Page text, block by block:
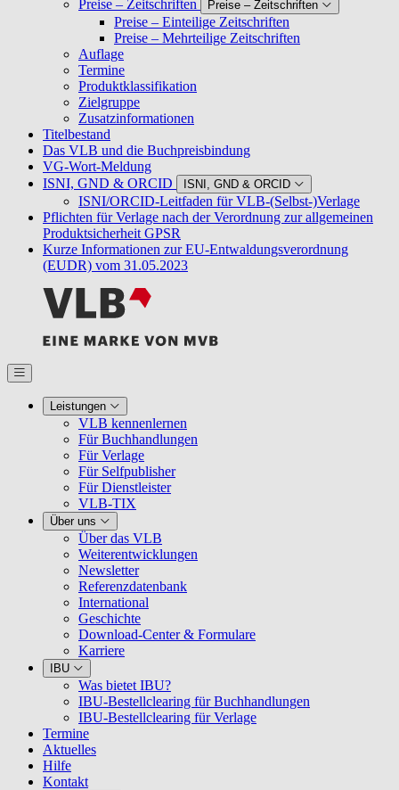
Preise – Zeitschriften Preise – Zeitschriften
Preise – Einteilige Zeitschriften
Preise – Mehrteilige Zeitschriften
Auflage
Termine
Produktklassifikation
Zielgruppe
Zusatzinformationen
Titelbestand
Das VLB und die Buchpreisbindung
VG-Wort-Meldung
ISNI, GND & ORCID
ISNI, GND & ORCID
ISNI/ORCID-Leitfaden für VLB-(Selbst-)Verlage
Pflichten für Verlage nach der Verordnung zur allgemeinen
Produktsicherheit GPSR
Kurze Informationen zur EU-Entwaldungsverordnung
(EUDR) vom 31.05.2023
Leistungen
VLB kennenlernen
Für Buchhandlungen
Für Verlage
Für Selfpublisher
Für Dienstleister
VLB-TIX
Über uns
Über das VLB
Weiterentwicklungen
Newsletter
Referenzdatenbank
International
Geschichte
Download-Center & Formulare
Karriere
IBU
Was bietet IBU?
IBU-Bestellclearing für Buchhandlungen
IBU-Bestellclearing für Verlage
Termine
Aktuelles
Hilfe
Kontakt